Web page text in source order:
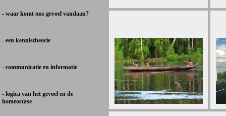
- waar komt ons gevoel vandaan?
- een kennistheorie
- communicatie en informatie
- logica van het gevoel en de
homeostase